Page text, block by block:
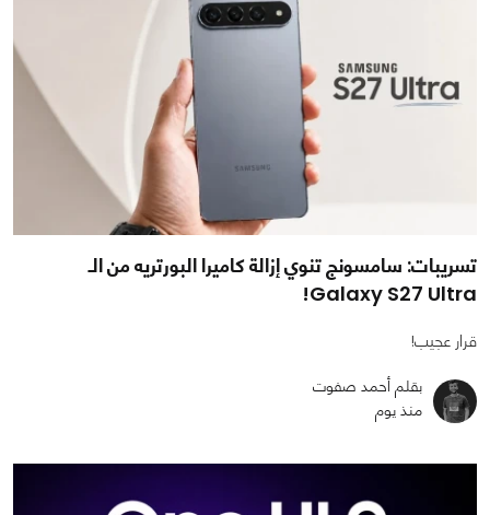
تسريبات: سامسونج تنوي إزالة كاميرا البورتريه من الـ
Galaxy S27 Ultra!
قرار عجيب!
بقلم أحمد صفوت
منذ يوم